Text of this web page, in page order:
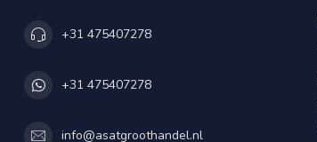
+31 475407278
+31 475407278
info@asatgroothandel.nl